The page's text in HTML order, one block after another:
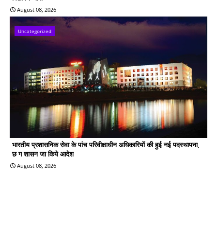
August 08, 2026
Uncategorized
भारतीय प्रशासनिक सेवा के पांच परिवीक्षाधीन अधिकारियों की हुई नई पदस्थापना,
छ ग शासन जा किये आदेश
August 08, 2026